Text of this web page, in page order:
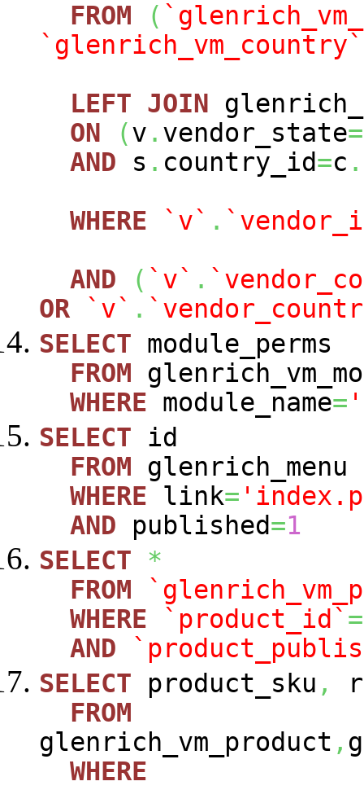
FROM
(
`glenrich_vm_country`
LEFT JOIN
ON
(v . vendor_state=
AND s . country_id=c .
WHERE
`v` .
AND
( `v` .
OR
`v` .
SELECT module_perms
FROM
WHERE module_name=
SELECT id
FROM glenrich_menu
WHERE link=
AND published=1
SELECT
*
FROM
WHERE
`product_id` =
AND
SELECT product_sku ,
FROM
glenrich_vm_product ,
WHERE